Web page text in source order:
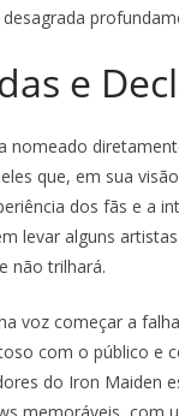
e
nomeado
que, em sua
dos fãs e a
levar alguns
não trilhará.
voz começar a
com o público e
do Iron Maiden